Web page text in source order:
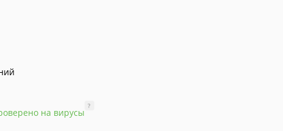
на вирусы
?